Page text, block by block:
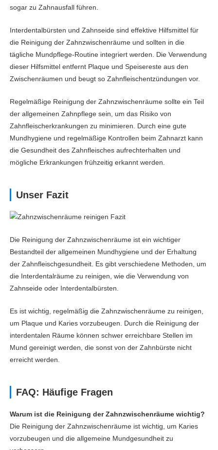
sogar zu Zahnausfall führen.
Interdentalbürsten und Zahnseide sind effektive Hilfsmittel für
die Reinigung der Zahnzwischenräume und sollten in die
tägliche Mundpflege-Routine integriert werden. Die Verwendung
dieser Hilfsmittel entfernt Plaque und Speisereste aus den
Zwischenräumen und beugt so Zahnfleischentzündungen vor.
Regelmäßige Reinigung der Zahnzwischenräume sollte ein Teil
der allgemeinen Zahnpflege sein, um das Risiko von
Zahnfleischerkrankungen zu minimieren. Durch eine gute
Mundhygiene und regelmäßige Kontrollen beim Zahnarzt kann
die Gesundheit des Zahnfleisches aufrechterhalten und
mögliche Erkrankungen frühzeitig erkannt werden.
Unser Fazit
Die Reinigung der Zahnzwischenräume ist ein wichtiger
Bestandteil der allgemeinen Mundhygiene und der Erhaltung
der Zahnfleischgesundheit. Es gibt verschiedene Methoden, um
die Interdentalräume zu reinigen, wie die Verwendung von
Zahnseide oder Interdentalbürsten.
Es ist wichtig, regelmäßig die Zahnzwischenräume zu reinigen,
um Plaque und Karies vorzubeugen. Durch die Reinigung der
interdentalen Räume können schwer erreichbare Stellen im
Mund gereinigt werden, die sonst von der Zahnbürste nicht
erreicht werden.
FAQ: Häufige Fragen
Warum ist die Reinigung der Zahnzwischenräume wichtig?
Die Reinigung der Zahnzwischenräume ist wichtig, um Karies
vorzubeugen und die allgemeine Mundgesundheit zu